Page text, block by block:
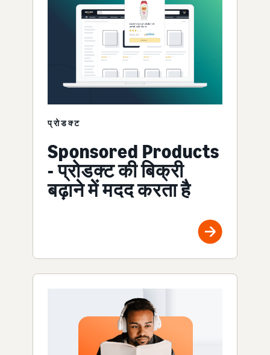
प्रोडक्ट
Sponsored Products
- प्रोडक्ट की बिक्री
बढ़ाने में मदद करता है